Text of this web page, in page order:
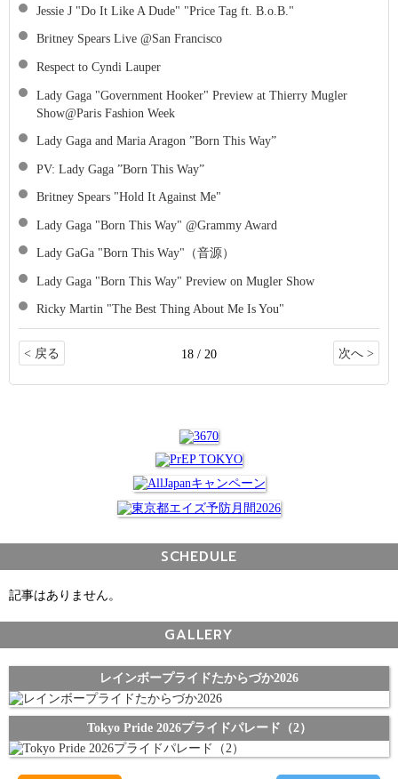
Jessie J "Do It Like A Dude" "Price Tag ft. B.o.B."
Britney Spears Live @San Francisco
Respect to Cyndi Lauper
Lady Gaga "Government Hooker" Preview at Thierry Mugler
Show@Paris Fashion Week
‪Lady Gaga and Maria Aragon ”Born This Way‬”
‪PV: Lady Gaga ‬”‪Born This Way‬”
Britney Spears "Hold It Against Me"
Lady Gaga "Born This Way" @Grammy Award
‪Lady GaGa ‬"‪Born This Way‬"（音源）
Lady Gaga "Born This Way" Preview on Mugler Show
Ricky Martin "‪The Best Thing About Me Is You‬"
< 戻る 18 / 20 次へ >
SCHEDULE
記事はありません。
GALLERY
レインボープライドたからづか2026
Tokyo Pride 2026プライドパレード（2）